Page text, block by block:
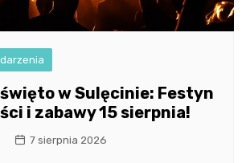
w Sulęcinie: Festyn
i zabawy 15 sierpnia!
7 sierpnia 2026